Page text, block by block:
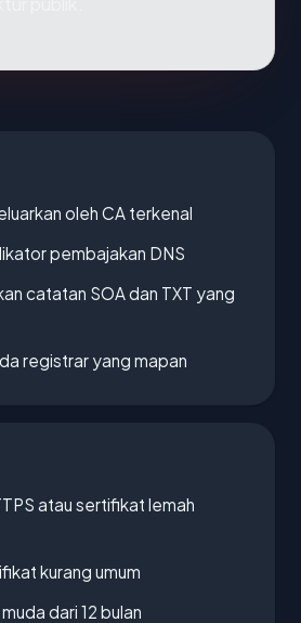
oleh CA terkenal
pembajakan DNS
catatan SOA dan TXT yang
registrar yang mapan
atau sertifikat lemah
kurang umum
dari 12 bulan